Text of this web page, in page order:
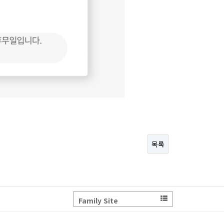
목록
Family Site